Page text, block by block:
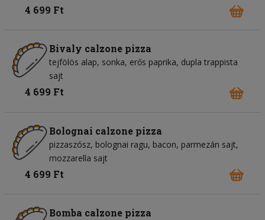
4 699 Ft
Bivaly calzone pizza
tejfölös alap sonka erős paprika dupla trappista
sajt
4 699 Ft
Bolognai calzone pizza
pizzaszósz bolognai ragu bacon parmezán sajt
mozzarella sajt
4 699 Ft
Bomba calzone pizza